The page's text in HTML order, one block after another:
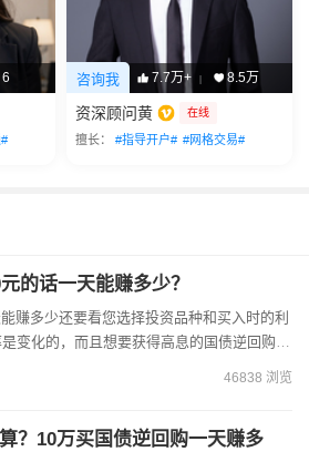
6 咨询我 7.7万+ | 8.5万
资深顾问黄 在线
擅长： #指导开户# #网格交易#
的话一天能赚多少？
变化的，而且想要获得高息的国债逆回购还
择交易日上午的9:3...
46838 浏览
？10万买国债逆回购一天赚多